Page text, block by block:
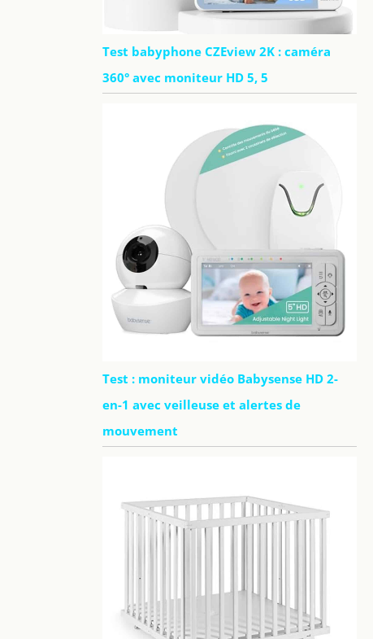
Test babyphone CZEview 2K : caméra
360° avec moniteur HD 5, 5
Test : moniteur vidéo Babysense HD 2-
en-1 avec veilleuse et alertes de
mouvement